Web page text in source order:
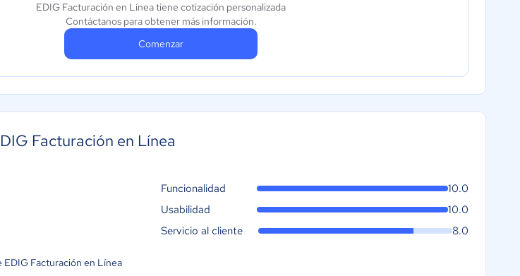
EDIG Facturación en Línea tiene cotización personalizada
Contáctanos para obtener más información.
Comenzar
Facturación en Línea
Funcionalidad
10.0
Usabilidad
10.0
Servicio al cliente
8.0
EDIG Facturación en Línea